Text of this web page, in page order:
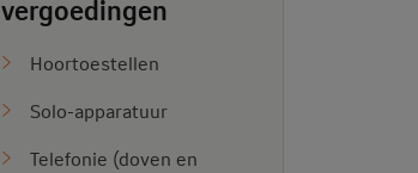
vergoedingen
Hoortoestellen
Solo-apparatuur
Telefonie (doven en